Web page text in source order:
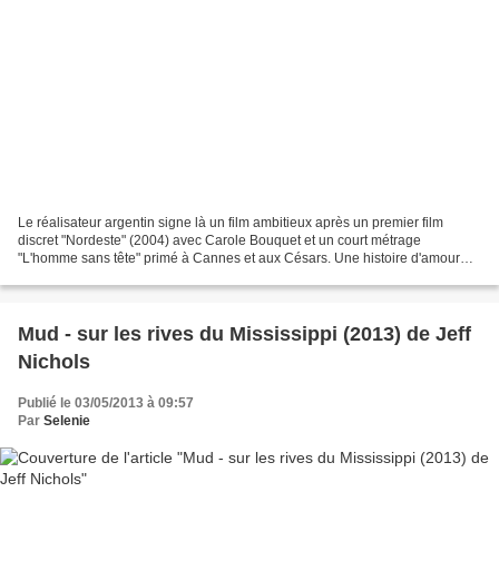
Le réalisateur argentin signe là un film ambitieux après un premier film
discret "Nordeste" (2004) avec Carole Bouquet et un court métrage
"L'homme sans tête" primé à Cannes et aux Césars. Une histoire d'amour
Mud - sur les rives du Mississippi (2013) de Jeff
Nichols
Publié le 03/05/2013 à 09:57
Par Selenie